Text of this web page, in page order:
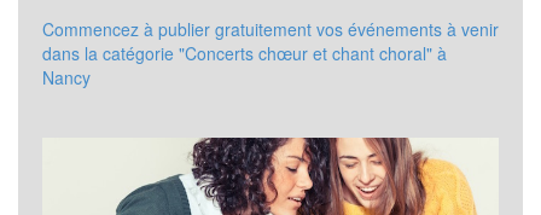
Commencez à publier gratuitement vos événements à venir
dans la catégorie "Concerts chœur et chant choral" à
Nancy